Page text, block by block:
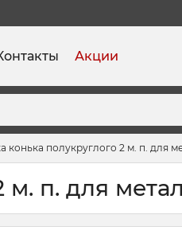
Акции
конька полукруглого 2 м. п. для
м. п. для